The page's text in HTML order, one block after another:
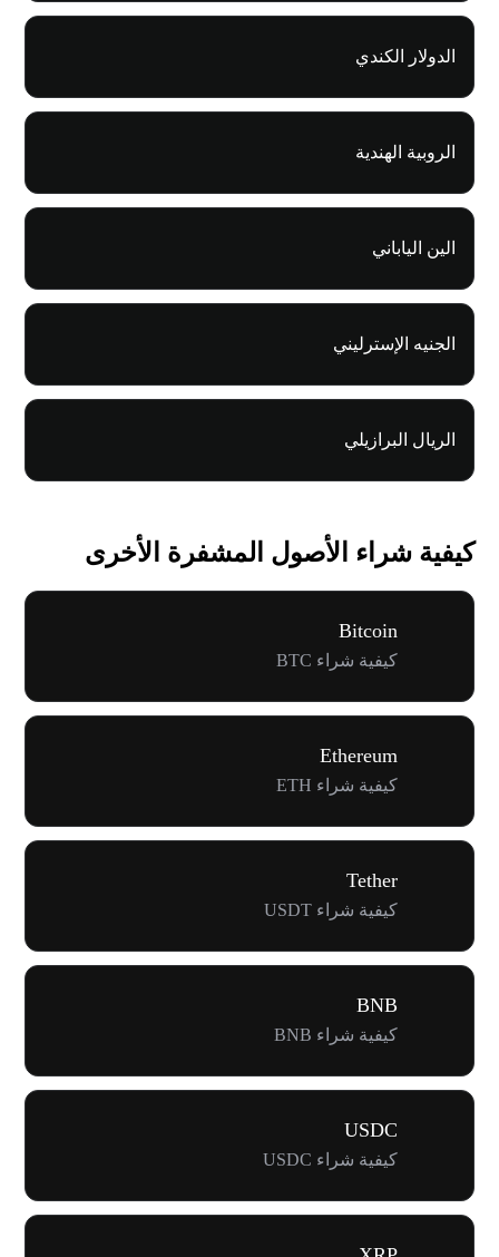
الدولار الكندي
الروبية الهندية
الين الياباني
الجنيه الإسترليني
الريال البرازيلي
كيفية شراء الأصول المشفرة الأخرى
Bitcoin
كيفية شراء BTC
Ethereum
كيفية شراء ETH
Tether
كيفية شراء USDT
BNB
كيفية شراء BNB
USDC
كيفية شراء USDC